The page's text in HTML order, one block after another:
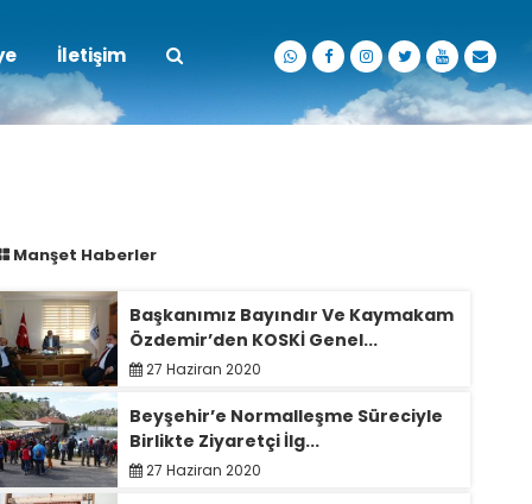
İletişim
Manşet Haberler
Başkanımız Bayındır Ve Kaymakam
Özdemir’den KOSKİ Genel...
27 Haziran 2020
Beyşehir’e Normalleşme Süreciyle
Birlikte Ziyaretçi İlg...
27 Haziran 2020